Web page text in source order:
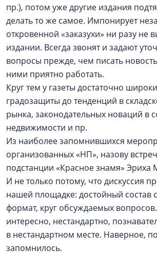
пр.), потом уже другие издания
делать то же самое. Импонирует
откровенной «заказухи» ни разу не
издании. Всегда звонят и задают
вопросы прежде, чем писать
ними приятно работать.
Круг тем у газеты достаточно
градозащиты до тенденций в
рынка, законодательных новаций в
недвижимости и пр.
Из наиболее запомнившихся
организованных «НП», назову
подстанции «Красное знамя» Эриха
И не только потому, что дискуссия
нашей площадке: достойный состав
формат, круг обсуждаемых
интересно, нестандартно,
в нестандартном месте. Наверное,
запомнилось.